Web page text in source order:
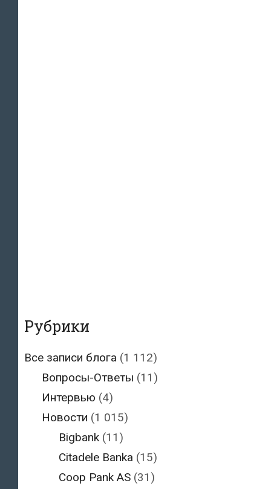
Рубрики
Все записи блога (1 112)
Вопросы-Ответы (11)
Интервью (4)
Новости (1 015)
Bigbank (11)
Citadele Banka (15)
Coop Pank AS (31)